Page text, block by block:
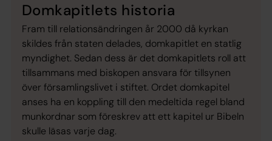
Domkapitlets historia
Fram till relationsändringen år 2000 då kyrkan
skildes från staten delades, domkapitlet en statlig
myndighet. Sedan dess är det domkapitlets roll att
tillsammans med biskopen ansvara för tillsynen
över församlingslivet i stiftet. Ordet domkapitel
anses ha en koppling till den medeltida regel bland
munkordnar som föreskrev att ett kapitel ur Bibeln
skulle läsas varje dag.